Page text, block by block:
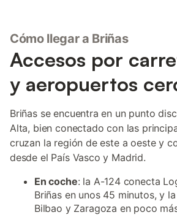
Cómo llegar a Briñas
Accesos por
y aeropuertos
Briñas se encuentra en un punto
Alta, bien conectado con las
cruzan la región de este a oeste y
desde el País Vasco y Madrid.
En coche: la A-124 conecta
Briñas en unos 45 minutos, y
Bilbao y Zaragoza en poco